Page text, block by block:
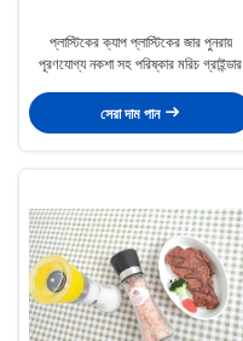
প্লাস্টিকের ক্যাপ প্লাস্টিকের জার পুনরায়
পূরণযোগ্য নকশা সহ পরিষ্কার মরিচ গ্রাইন্ডার
সেরা দাম পান